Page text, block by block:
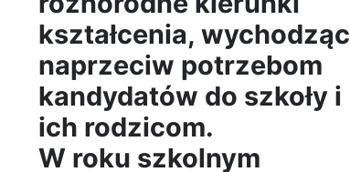
kształcenia, wychodząc
naprzeciw potrzebom
kandydatów do szkoły i
ich rodzicom.
W roku szkolnym